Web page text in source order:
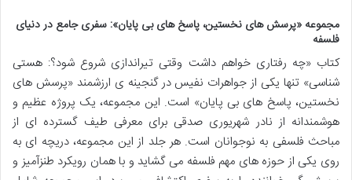
مجموعه «پرسش های نخستین، پاسخ های بی پایان»: سفری جامع در دنیای
فلسفه
کتاب «چه رفتاری خواهم داشت وقتی تیراندازی شروع شود؟: هستی
شناسی» تنها یکی از جواهرات نفیس در گنجینه ی ارزشمند «پرسش های
نخستین، پاسخ های بی پایان» است. این مجموعه، یک پروژه عظیم و
هوشمندانه از نادر شهریوری صدقی برای معرفی طیف گسترده ای از
مباحث فلسفی به نوجوانان است. هر جلد از این مجموعه، دریچه ای به
روی یکی از حوزه های مهم فلسفه می گشاید و با همان رویکرد طنزآمیز و